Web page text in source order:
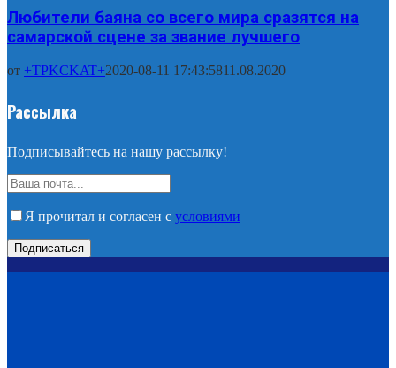
Любители баяна со всего мира сразятся на
самарской сцене за звание лучшего
от +TPKCKAT+2020-08-11 17:43:5811.08.2020
Рассылка
Подписывайтесь на нашу рассылку!
Я прочитал и согласен с условиями